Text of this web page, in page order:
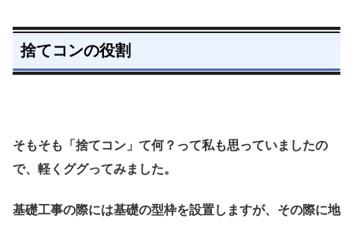
捨てコンの役割
そもそも「捨てコン」て何？って私も思っていましたの
で、軽くググってみました。
基礎工事の際には基礎の型枠を設置しますが、その際に地